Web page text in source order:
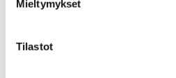
Mieltymykset
Tilastot